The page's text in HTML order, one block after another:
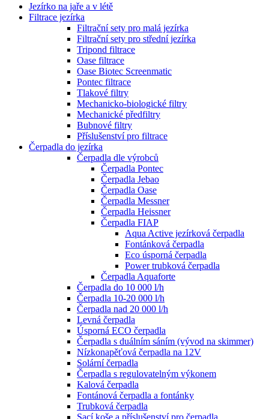
Jezírko na jaře a v létě
Filtrace jezírka
Filtrační sety pro malá jezírka
Filtrační sety pro střední jezírka
Tripond filtrace
Oase filtrace
Oase Biotec Screenmatic
Pontec filtrace
Tlakové filtry
Mechanicko-biologické filtry
Mechanické předfiltry
Bubnové filtry
Příslušenství pro filtrace
Čerpadla do jezírka
Čerpadla dle výrobců
Čerpadla Pontec
Čerpadla Jebao
Čerpadla Oase
Čerpadla Messner
Čerpadla Heissner
Čerpadla FIAP
Aqua Active jezírková čerpadla
Fontánková čerpadla
Eco úsporná čerpadla
Power trubková čerpadla
Čerpadla Aquaforte
Čerpadla do 10 000 l/h
Čerpadla 10-20 000 l/h
Čerpadla nad 20 000 l/h
Levná čerpadla
Úsporná ECO čerpadla
Čerpadla s duálním sáním (vývod na skimmer)
Nízkonapěťová čerpadla na 12V
Solární čerpadla
Čerpadla s regulovatelným výkonem
Kalová čerpadla
Fontánová čerpadla a fontánky
Trubková čerpadla
Sací koše a příslušenství pro čerpadla